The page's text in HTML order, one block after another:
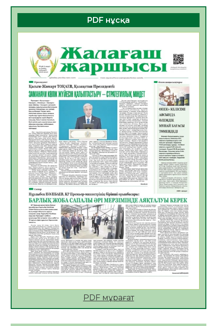
05.08.2026
26 0
Өрт қауіпсіздігі талаптарын сақтау – әр
05.08.2026
Руслан Рүстемұлы облыс әкімінің
кеңесшісі болып тағайындалды
05.08.2026
22
Цифрландыру саласын дамыту аясында
салынатын жаңа орталықтың жобасы
талқыланды
05.08.2026
21
Алғашқы цифрлық жасанды интеллект
құралдарының таныстырылымы өтті
05.08.2026
22
Қазақстандықтардың 72,3%-ы жаңа
Құрылтай үшін дауыс беруге дайын
05.08.2026
24
ӘРБІР ДАУЫС – ҚОҒАМ ДАМУЫНА
ҚОСЫЛҒАН ҮЛЕС
05.08.2026
30
ЖАУАПКЕРШІЛІККЕ БАСТАЙТЫН ҚАДАМ
PDF нұсқа
PDF мұрағат